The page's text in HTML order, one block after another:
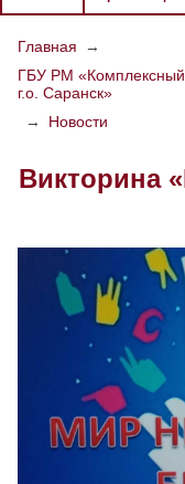
Главная
→
ГБУ РМ «Комплексный
г.о. Саранск»
→
Новости
Викторина